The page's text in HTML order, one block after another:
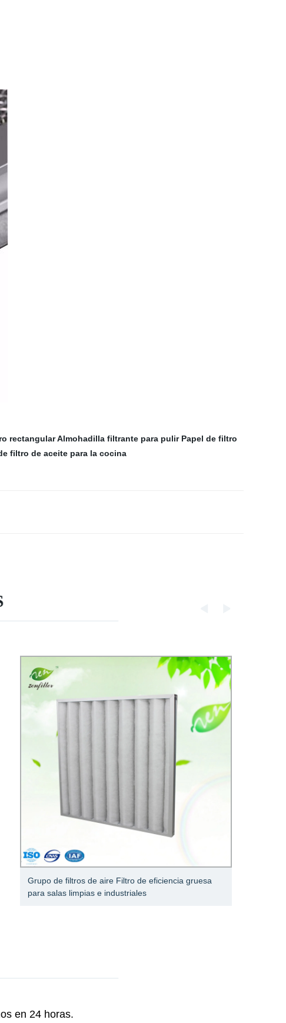
rectangularAlmohadilla filtrante para pulir Papel de filtro
filtro de aceite para la cocina
Grupo de filtros de aire Filtro de eficiencia gruesa
para salas limpias e industriales
en 24 horas.